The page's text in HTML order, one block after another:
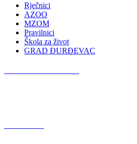
Rječnici
AZOO
MZOM
Pravilnici
Škola za život
GRAD ĐURĐEVAC